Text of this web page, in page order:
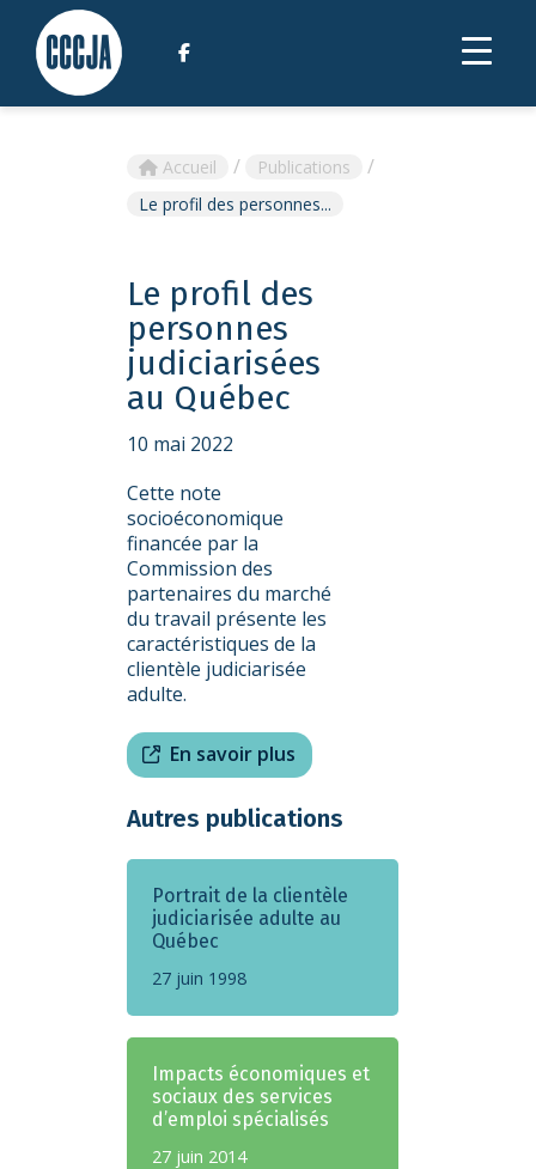
Accueil / Publications /
Le profil des personnes...
Le profil des
personnes
judiciarisées
au Québec
10 mai 2022
Cette note
socioéconomique
financée par la
Commission des
partenaires du marché
du travail présente les
caractéristiques de la
clientèle judiciarisée
adulte.
En savoir plus
Autres publications
Portrait de la clientèle
judiciarisée adulte au
Québec
27 juin 1998
Impacts économiques et
sociaux des services
d’emploi spécialisés
27 juin 2014